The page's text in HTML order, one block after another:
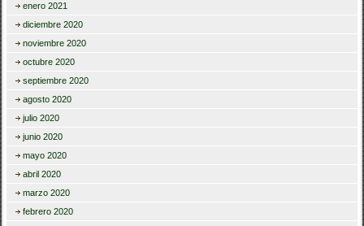
enero 2021
diciembre 2020
noviembre 2020
octubre 2020
septiembre 2020
agosto 2020
julio 2020
junio 2020
mayo 2020
abril 2020
marzo 2020
febrero 2020